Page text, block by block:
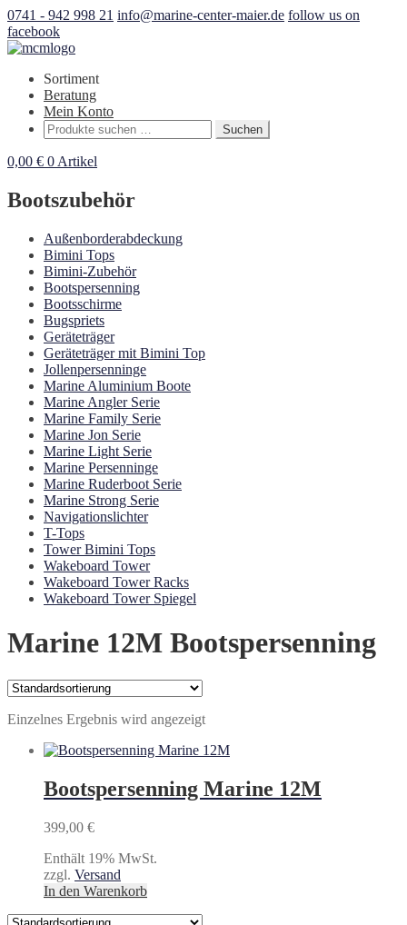
0741 - 942 998 21 info@marine-center-maier.de follow us on
facebook
Sortiment
Beratung
Mein Konto
Suchen
nach:
Suchen
0,00 € 0 Artikel
Bootszubehör
Außenborderabdeckung
Bimini Tops
Bimini-Zubehör
Bootspersenning
Bootsschirme
Bugspriets
Geräteträger
Geräteträger mit Bimini Top
Jollenpersenninge
Marine Aluminium Boote
Marine Angler Serie
Marine Family Serie
Marine Jon Serie
Marine Light Serie
Marine Persenninge
Marine Ruderboot Serie
Marine Strong Serie
Navigationslichter
T-Tops
Tower Bimini Tops
Wakeboard Tower
Wakeboard Tower Racks
Wakeboard Tower Spiegel
Marine 12M Bootspersenning
Einzelnes Ergebnis wird angezeigt
Bootspersenning Marine 12M
399,00 €
Enthält 19% MwSt.
zzgl. Versand
In den Warenkorb